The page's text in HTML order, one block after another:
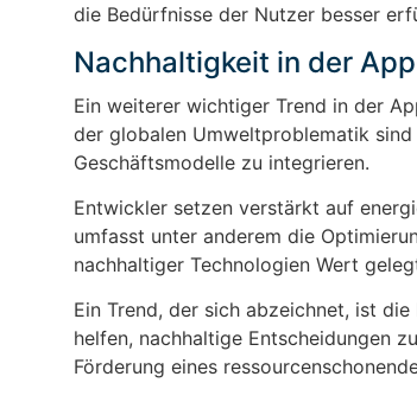
die Bedürfnisse der Nutzer besser
Nachhaltigkeit in der
Ein weiterer wichtiger Trend in der
der globalen Umweltproblematik
Geschäftsmodelle zu integrieren.
Entwickler setzen verstärkt auf
umfasst unter anderem die
nachhaltiger Technologien Wert
Ein Trend, der sich abzeichnet, ist
helfen, nachhaltige Entscheidungen
Förderung eines